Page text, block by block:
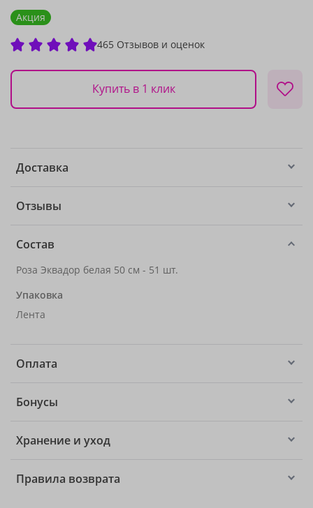
Акция
465 Отзывов и оценок
Купить в 1 клик
Доставка
Отзывы
Состав
Роза Эквадор белая 50 см - 51 шт.
Упаковка
Лента
Оплата
Бонусы
Хранение и уход
Правила возврата